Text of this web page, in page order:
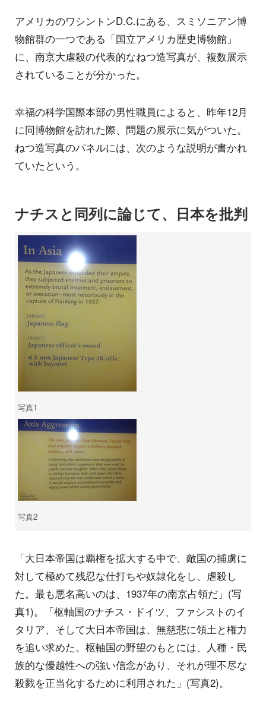
アメリカのワシントンD.C.にある、スミソニアン博
物館群の一つである「国立アメリカ歴史博物館」
に、南京大虐殺の代表的なねつ造写真が、複数展示
されていることが分かった。
幸福の科学国際本部の男性職員によると、昨年12月
に同博物館を訪れた際、問題の展示に気がついた。
ねつ造写真のパネルには、次のような説明が書かれ
ていたという。
ナチスと同列に論じて、日本を批判
写真1
写真2
「大日本帝国は覇権を拡大する中で、敵国の捕虜に
対して極めて残忍な仕打ちや奴隷化をし、虐殺し
た。最も悪名高いのは、1937年の南京占領だ」(写
真1)。「枢軸国のナチス・ドイツ、ファシストのイ
タリア、そして大日本帝国は、無慈悲に領土と権力
を追い求めた。枢軸国の野望のもとには、人種・民
族的な優越性への強い信念があり、それが理不尽な
殺戮を正当化するために利用された」(写真2)。